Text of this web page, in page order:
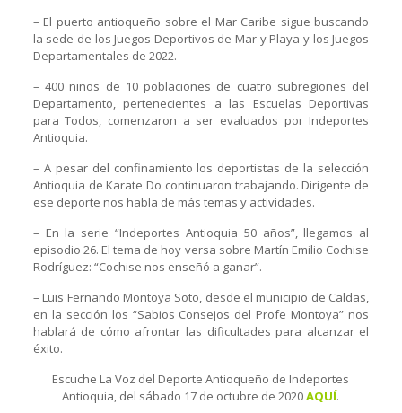
– El puerto antioqueño sobre el Mar Caribe sigue buscando
la sede de los Juegos Deportivos de Mar y Playa y los Juegos
Departamentales de 2022.
– 400 niños de 10 poblaciones de cuatro subregiones del
Departamento, pertenecientes a las Escuelas Deportivas
para Todos, comenzaron a ser evaluados por Indeportes
Antioquia.
– A pesar del confinamiento los deportistas de la selección
Antioquia de Karate Do continuaron trabajando. Dirigente de
ese deporte nos habla de más temas y actividades.
– En la serie “Indeportes Antioquia 50 años”, llegamos al
episodio 26. El tema de hoy versa sobre Martín Emilio Cochise
Rodríguez: “Cochise nos enseñó a ganar”.
– Luis Fernando Montoya Soto, desde el municipio de Caldas,
en la sección los “Sabios Consejos del Profe Montoya” nos
hablará de cómo afrontar las dificultades para alcanzar el
éxito.
Escuche La Voz del Deporte Antioqueño de Indeportes
Antioquia, del sábado 17 de octubre de 2020AQUÍ.